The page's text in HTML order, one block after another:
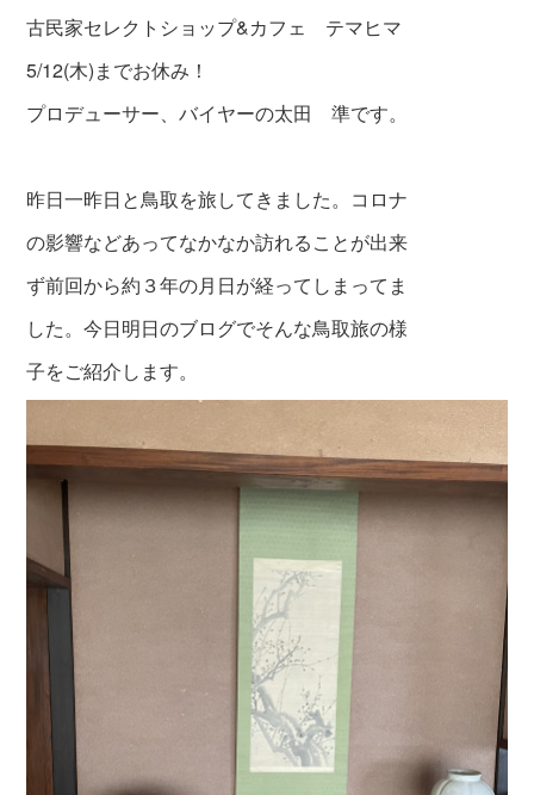
古民家セレクトショップ&カフェ テマヒマ
5/12(木)までお休み！
プロデューサー、バイヤーの太田 準です。
昨日一昨日と鳥取を旅してきました。コロナ
の影響などあってなかなか訪れることが出来
ず前回から約３年の月日が経ってしまってま
した。今日明日のブログでそんな鳥取旅の様
子をご紹介します。